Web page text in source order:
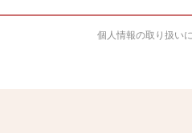
個人情報の取り扱い